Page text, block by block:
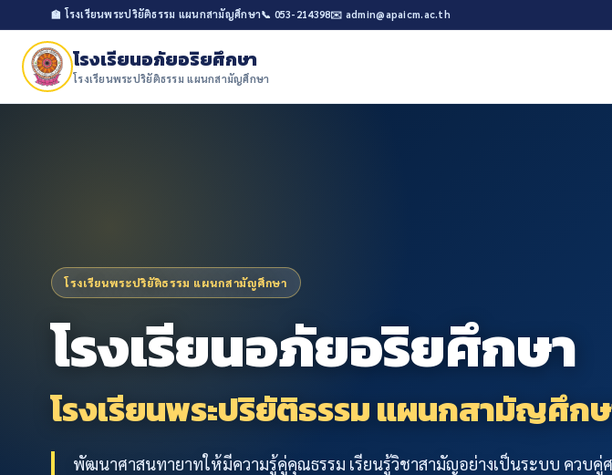
🏫 โรงเรียนพระปริยัติธรรม แผนกสามัญศึกษา📞 053-214398✉️ admin@apaicm.ac.th
โรงเรียนอภัยอริยศึกษา
โรงเรียนพระปริยัติธรรม แผนกสามัญศึกษา
โรงเรียนพระปริยัติธรรม แผนกสามัญศึกษา
โรงเรียนอภัยอริยศึกษา
โรงเรียนพระปริยัติธรรม แผนกสามัญศึก
พัฒนาศาสนทายาทให้มีความรู้คู่คุณธรรม เรียนรู้วิชาสามัญอย่างเป็นระบบ ควบคู่